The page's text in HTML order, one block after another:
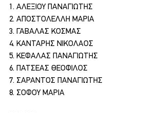
1. ΑΛΕΞΙΟΥ ΠΑΝΑΓΙΩΤΗΣ
2. ΑΠΟΣΤΟΛΕΛΛΗ ΜΑΡΙΑ
3. ΓΑΒΑΛΑΣ ΚΟΣΜΑΣ
4. ΚΑΝΤΑΡΗΣ ΝΙΚΟΛΑΟΣ
5. ΚΕΦΑΛΑΣ ΠΑΝΑΓΙΩΤΗΣ
6. ΠΑΤΣΕΑΣ ΘΕΟΦΙΛΟΣ
7. ΣΑΡΑΝΤΟΣ ΠΑΝΑΓΙΩΤΗΣ
8. ΣΟΦΟΥ ΜΑΡΙΑ